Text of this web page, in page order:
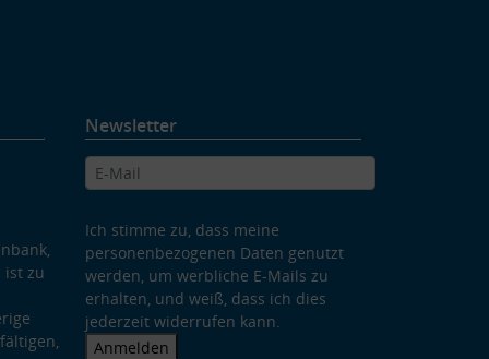
ist zu
Newsletter
Ich stimme zu, dass meine
personenbezogenen Daten genutzt
werden, um werbliche E-Mails zu
erhalten, und weiß, dass ich dies
jederzeit widerrufen kann.
Anmelden